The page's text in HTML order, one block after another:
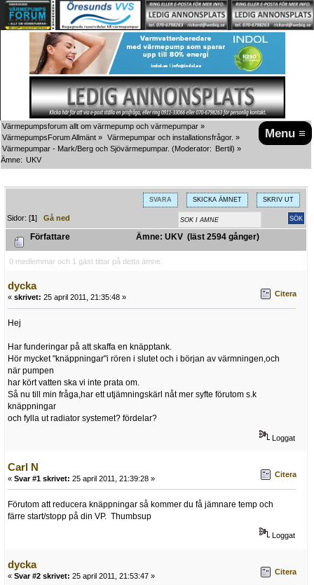
Menu ≡
Värmepumpsforum allt om värmepump och värmepumpar »
VärmepumpsForum Allmänt » Värmepumpar och installationsfrågor. »
Värmepumpar - Mark/Berg och Sjövärmepumpar. (Moderator: Bertil) »
Ämne: UKV
SVARA SKICKA ÄMNET SKRIV UT
Sidor: [1]Gå ned
Författare Ämne: UKV (läst 2594 gånger)
0 medlemmar och 1 gäst tittar på detta ämne.
dycka
« skrivet: 25 april 2011, 21:35:48 » Citera
Hej
Har funderingar på att skaffa en knäpptank.
Hör mycket "knäppningar"i rören i slutet och i början av värmningen,och
när pumpen
har kört vatten ska vi inte prata om.
Så nu till min fråga,har ett utjämningskärl nåt mer syfte förutom s.k
knäppningar
och fylla ut radiator systemet? fördelar?
Loggat
Carl N
« Svar #1 skrivet: 25 april 2011, 21:39:28 » Citera
Förutom att reducera knäppningar så kommer du få jämnare temp och
färre start/stopp på din VP. Thumbsup
Loggat
dycka
« Svar #2 skrivet: 25 april 2011, 21:53:47 » Citera